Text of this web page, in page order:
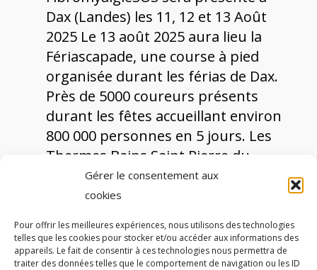
Gérer le consentement aux
cookies
Pour offrir les meilleures expériences, nous utilisons des technologies
telles que les cookies pour stocker et/ou accéder aux informations des
appareils. Le fait de consentir à ces technologies nous permettra de
traiter des données telles que le comportement de navigation ou les ID
Dax (Landes) les 11, 12 et 13 Août
2025 Le 13 août 2025 aura lieu la
Fériascapade, une course à pied
organisée durant les férias de Dax.
Près de 5000 coureurs présents
durant les fêtes accueillant environ
800 000 personnes en 5 jours. Les
Thermes Bains Saint Pierre du
Groupe Dax Adour…